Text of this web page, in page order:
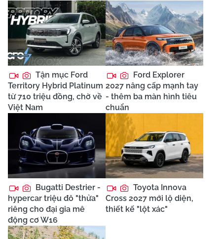
Tận mục Ford
Territory Hybrid Platinum
từ 710 triệu đồng, chờ về
Việt Nam
Ford Explorer
2027 nâng cấp mạnh tay
- thêm ba màn hình tiêu
chuẩn
Bugatti Destrier -
hypercar triệu đô "thửa"
riêng cho đại gia mê
động cơ W16
Toyota Innova
Cross 2027 mới lộ diện,
thiết kế "lột xác"